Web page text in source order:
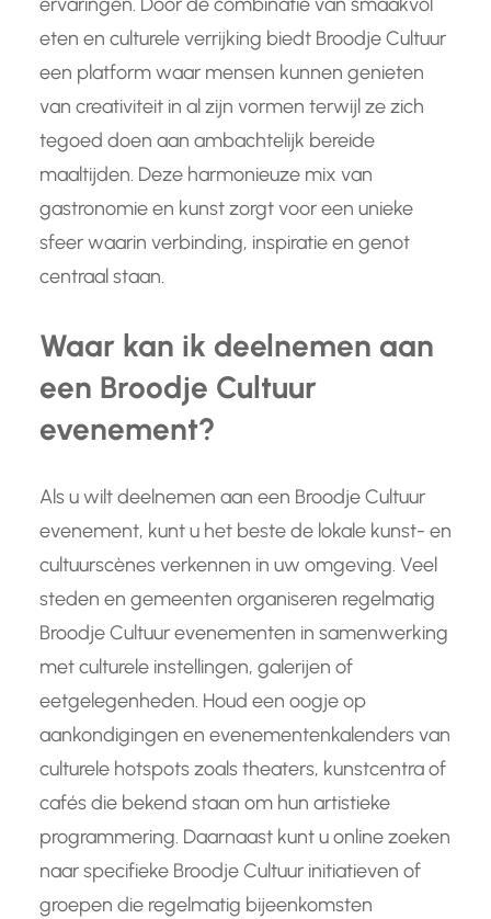
eten en culturele verrijking biedt Broodje Cultuur
een platform waar mensen kunnen genieten
van creativiteit in al zijn vormen terwijl ze zich
tegoed doen aan ambachtelijk bereide
maaltijden. Deze harmonieuze mix van
gastronomie en kunst zorgt voor een unieke
sfeer waarin verbinding, inspiratie en genot
centraal staan.
Waar kan ik deelnemen aan
een Broodje Cultuur
evenement?
Als u wilt deelnemen aan een Broodje Cultuur
evenement, kunt u het beste de lokale kunst- en
cultuurscènes verkennen in uw omgeving. Veel
steden en gemeenten organiseren regelmatig
Broodje Cultuur evenementen in samenwerking
met culturele instellingen, galerijen of
eetgelegenheden. Houd een oogje op
aankondigingen en evenementenkalenders van
culturele hotspots zoals theaters, kunstcentra of
cafés die bekend staan om hun artistieke
programmering. Daarnaast kunt u online zoeken
naar specifieke Broodje Cultuur initiatieven of
groepen die regelmatig bijeenkomsten